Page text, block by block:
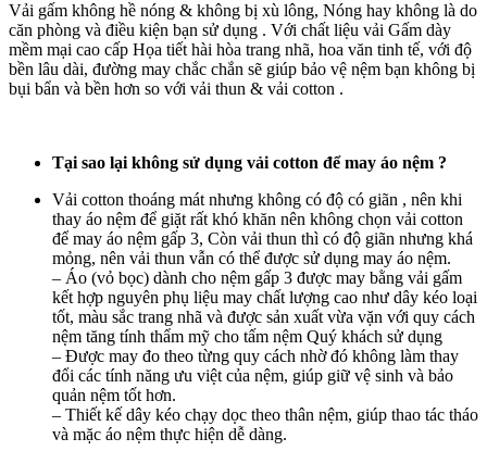
Vải gấm không hề nóng & không bị xù lông, Nóng hay không là do
căn phòng và điều kiện bạn sử dụng . Với chất liệu vải Gấm dày
mềm mại cao cấp Họa tiết hài hòa trang nhã, hoa văn tinh tế, với độ
bền lâu dài, đường may chắc chắn sẽ giúp bảo vệ nệm bạn không bị
bụi bẩn và bền hơn so với vải thun & vải cotton .
Tại sao lại không sử dụng vải cotton để may áo nệm ?
Vải cotton thoáng mát nhưng không có độ có giãn , nên khi
thay áo nệm để giặt rất khó khăn nên không chọn vải cotton
để may áo nệm gấp 3, Còn vải thun thì có độ giãn nhưng khá
mỏng, nên vải thun vẫn có thể được sử dụng may áo nệm.
– Áo (vỏ bọc) dành cho nệm gấp 3 được may bằng vải gấm
kết hợp nguyên phụ liệu may chất lượng cao như dây kéo loại
tốt, màu sắc trang nhã và được sản xuất vừa vặn với quy cách
nệm tăng tính thẩm mỹ cho tấm nệm Quý khách sử dụng
– Được may đo theo từng quy cách nhờ đó không làm thay
đổi các tính năng ưu việt của nệm, giúp giữ vệ sinh và bảo
quản nệm tốt hơn.
– Thiết kế dây kéo chạy dọc theo thân nệm, giúp thao tác tháo
và mặc áo nệm thực hiện dễ dàng.